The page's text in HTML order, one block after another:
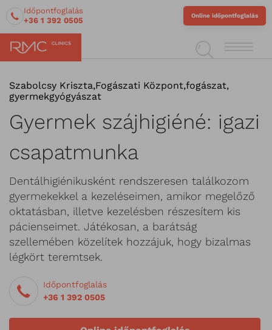
Időpontfoglalás
+36 1 392 0505
Online időpontfoglalás
Szabolcsy Kriszta,Fogászati Központ,fogászat,
gyermekgyógyászat
Gyermek szájhigiéné: igazi
csapatmunka
Dentálhigiénikusként rendszeresen találkozom
gyermekekkel a kezeléseimen, amikor megelőző
oktatásban, illetve kezelésben részesítem kis
pácienseimet. Játékosan, a barátság
szellemében közelítek hozzájuk, hogy bizalmas
légkört teremtsek.
Időpontfoglalás
+36 1 392 0505